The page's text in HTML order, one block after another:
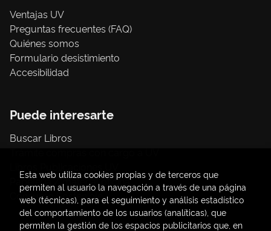
Ventajas UV
Preguntas frecuentes (FAQ)
Quiénes somos
Formulario desistimiento
Accesibilidad
Puede interesarte
Buscar Libros
Papelería / material oficina
Consumo Sostenible
Esta web utiliza cookies propias y de terceros que
permiten al usuario la navegación a través de una página
web (técnicas), para el seguimiento y análisis estadístico
del comportamiento de los usuarios (analíticas), que
permiten la gestión de los espacios publicitarios que, en